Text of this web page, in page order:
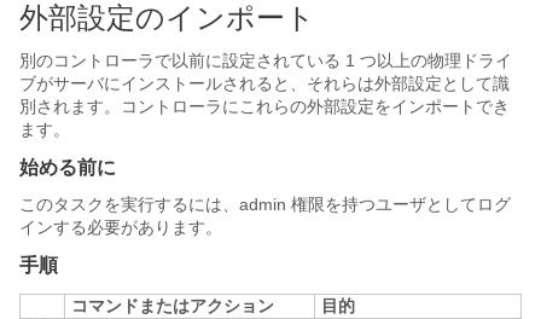
外部設定のインポート
別のコントローラで以前に設定されている 1 つ以上の物理ドライ
ブがサーバにインストールされると、それらは外部設定として識
別されます。コントローラにこれらの外部設定をインポートでき
ます。
始める前に
このタスクを実行するには、admin 権限を持つユーザとしてログ
インする必要があります。
手順
コマンドまたはアクション
目的